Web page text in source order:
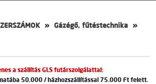
Gázégő, fűtéstechnika
a szállítás GLS futárszolgálattal:
50.000 / házhozszállítással 75.000 Ft felett.